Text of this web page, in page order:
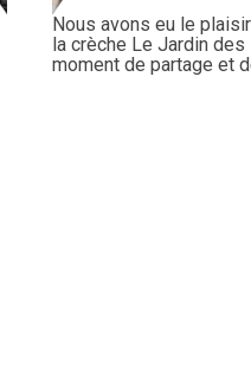
Nous avons eu le
la crèche Le Jardin
moment de partage et